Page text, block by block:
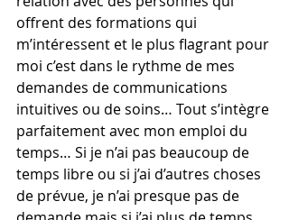
offrent des formations qui
m’intéressent et le plus flagrant pour
moi c’est dans le rythme de mes
demandes de communications
intuitives ou de soins… Tout s’intègre
parfaitement avec mon emploi du
temps… Si je n’ai pas beaucoup de
temps libre ou si j’ai d’autres choses
de prévue, je n’ai presque pas de